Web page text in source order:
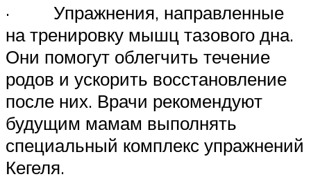
· Упражнения, направленные
на тренировку мышц тазового дна.
Они помогут облегчить течение
родов и ускорить восстановление
после них. Врачи рекомендуют
будущим мамам выполнять
специальный комплекс упражнений
Кегеля.